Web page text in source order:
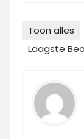
Toon alles
Laagste